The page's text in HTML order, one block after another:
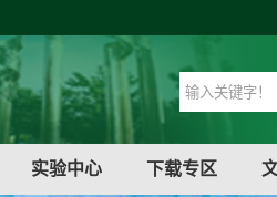
实验中心 下载专区